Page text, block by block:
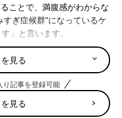
ことで、満腹感がわからな
ぎ症候群”になっているケ
」と言います。
られていたとのことです
授乳後に赤ちゃんが泣くと
う不安からママがミルクを
ぎの状態「過飲症候群（か
まうのです。
見る
り記事を登録可能
見る